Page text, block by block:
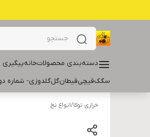
دسته‌بندی محصولاتخانه
سگکقیچیقیطانگلگلدوزی- شماره
خرازی توکا/انواع نخ